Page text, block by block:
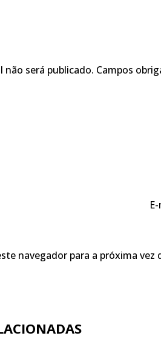
não será publicado. Campos
navegador para a próxima vez